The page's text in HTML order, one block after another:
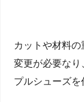
カットや材料
変更が必要な
プルシューズを